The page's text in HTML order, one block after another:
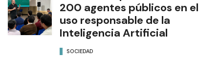
200 agentes públicos en el
uso responsable de la
Inteligencia Artificial
SOCIEDAD